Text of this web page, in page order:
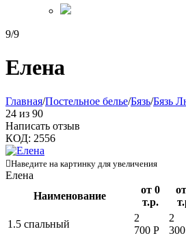
9/9
Елена
Главная/Постельное белье/Бязь/Бязь
24 из 90
Написать отзыв
КОД: 2556
Наведите на картинку для увеличения
Елена
Наименование
от 0
т.р.
1.5 спальный
2
700 Р
2
300